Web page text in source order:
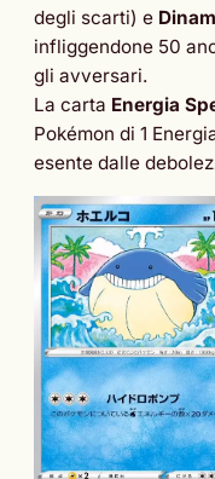
degli scarti) e
infliggendone 50
gli avversari.
La carta Energia
Pokémon di 1
esente dalle